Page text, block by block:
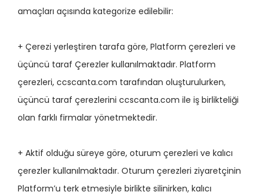
amaçları açısında kategorize edilebilir:
+ Çerezi yerleştiren tarafa göre, Platform çerezleri ve
üçüncü taraf Çerezler kullanılmaktadır. Platform
çerezleri, ccscanta.com tarafından oluşturulurken,
üçüncü taraf çerezlerini ccscanta.com ile iş birlikteliği
olan farklı firmalar yönetmektedir.
+ Aktif olduğu süreye göre, oturum çerezleri ve kalıcı
çerezler kullanılmaktadır. Oturum çerezleri ziyaretçinin
Platform’u terk etmesiyle birlikte silinirken, kalıcı